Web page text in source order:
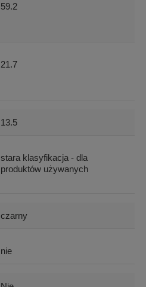
59.2
21.7
13.5
stara klasyfikacja - dla
produktów używanych
czarny
nie